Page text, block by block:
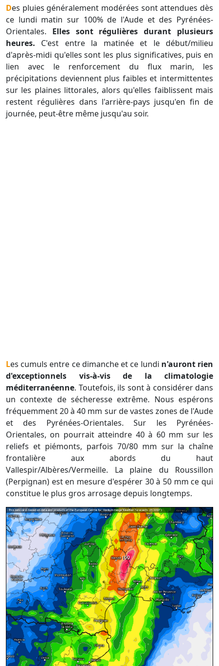
Des pluies généralement modérées sont attendues dès
ce lundi matin sur 100% de l'Aude et des Pyrénées-
Orientales. Elles sont régulières durant plusieurs
heures. C'est entre la matinée et le début/milieu
d'après-midi qu'elles sont les plus significatives, puis en
lien avec le renforcement du flux marin, les
précipitations deviennent plus faibles et intermittentes
sur les plaines littorales, alors qu'elles faiblissent mais
restent régulières dans l'arrière-pays jusqu'en fin de
journée, peut-être même jusqu'au soir.
Les cumuls entre ce dimanche et ce lundi n'auront rien
d'exceptionnels vis-à-vis de la climatologie
méditerranéenne. Toutefois, ils sont à considérer dans
un contexte de sécheresse extrême. Nous espérons
fréquemment 20 à 40 mm sur de vastes zones de l'Aude
et des Pyrénées-Orientales. Sur les Pyrénées-
Orientales, on pourrait atteindre 40 à 60 mm sur les
reliefs et piémonts, parfois 70/80 mm sur la chaîne
frontalière aux abords du haut
Vallespir/Albères/Vermeille. La plaine du Roussillon
(Perpignan) est en mesure d'espérer 30 à 50 mm ce qui
constitue le plus gros arrosage depuis longtemps.